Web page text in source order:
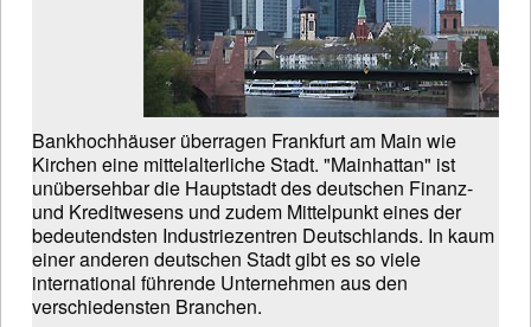
Bankhochhäuser überragen Frankfurt am Main wie
Kirchen eine mittelalterliche Stadt. "Mainhattan" ist
unübersehbar die Hauptstadt des deutschen Finanz-
und Kreditwesens und zudem Mittelpunkt eines der
bedeutendsten Industriezentren Deutschlands. In kaum
einer anderen deutschen Stadt gibt es so viele
international führende Unternehmen aus den
verschiedensten Branchen.